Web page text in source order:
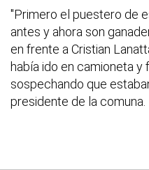
"Primero el puestero de
antes y ahora son
en frente a Cristian
había ido en camioneta y
sospechando que
presidente de la comuna.